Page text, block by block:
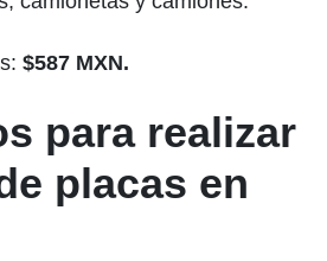
$587 MXN.
para realizar
placas en